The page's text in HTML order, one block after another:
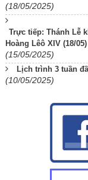
(18/05/2025)
Trực tiếp: Thánh Lễ
Hoàng Lêô XIV (18/05)
(15/05/2025)
Lịch trình 3 tuần
(10/05/2025)